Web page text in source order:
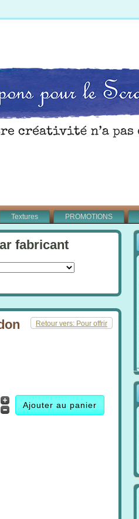
Textures PROMOTIONS
fabricant
Retour vers: Pour offrir